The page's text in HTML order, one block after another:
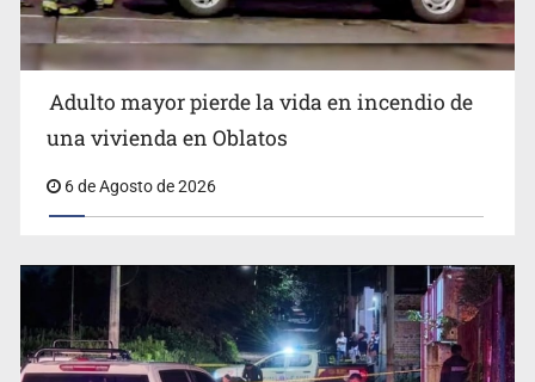
Asesinan a balazos a un hombre en Tlajomulco
Adulto mayor pierde la vida en incendio de
una vivienda en Oblatos
6 de Agosto de 2026